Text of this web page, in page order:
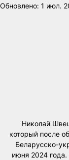
Обновлено: 1 июл.
Николай
который после
Беларусско-
июня 2024